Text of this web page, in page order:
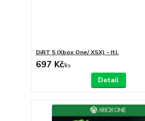
DiRT 5 (Xbox One/ XSX) - Itl.
697 Kč/ks
Detail